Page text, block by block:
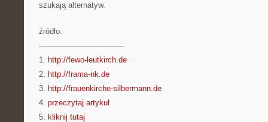
szukają alternatyw.
źródło:
———————————
1. http://fewo-leutkirch.de
2. http://frama-nk.de
3. http://frauenkirche-silbermann.de
4. przeczytaj artykuł
5. kliknij tutaj